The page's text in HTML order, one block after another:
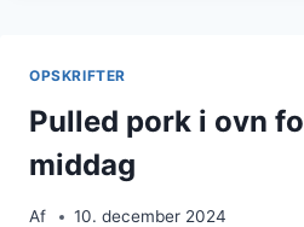
OPSKRIFTER
Pulled pork i ovn
middag
Af 10. december 2024